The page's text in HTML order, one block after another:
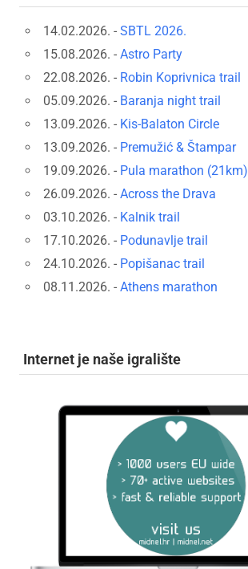
14.02.2026. - SBTL 2026.
15.08.2026. - Astro Party
22.08.2026. - Robin Koprivnica trail
05.09.2026. - Baranja night trail
13.09.2026. - Kis-Balaton Circle
13.09.2026. - Premužić & Štampar
19.09.2026. - Pula marathon (21km)
26.09.2026. - Across the Drava
03.10.2026. - Kalnik trail
17.10.2026. - Podunavlje trail
24.10.2026. - Popišanac trail
08.11.2026. - Athens marathon
Internet je naše igralište